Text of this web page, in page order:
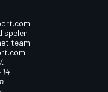
spelen
team